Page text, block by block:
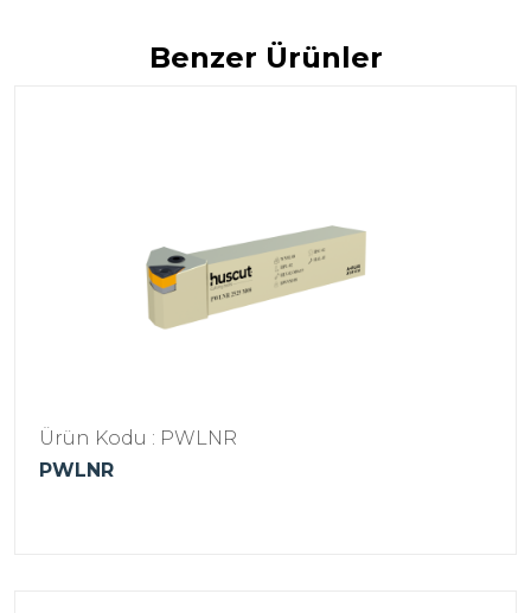
Benzer Ürünler
Ürün Kodu : PWLNR
PWLNR